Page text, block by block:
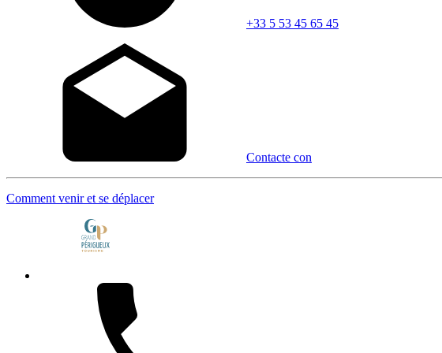
+33 5 53 45 65 45
Contacte con
Comment venir et se déplacer